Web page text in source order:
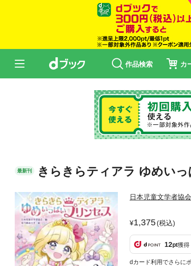
作品検索 カ
最新刊 きらきらティアラ ゆめい
日本児童文学者協会
1,375(税込)
12pt獲得
dカード利用でさらに